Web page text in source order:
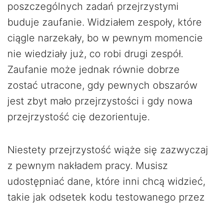
poszczególnych zadań przejrzystymi
buduje zaufanie. Widziałem zespoły, które
ciągle narzekały, bo w pewnym momencie
nie wiedziały już, co robi drugi zespół.
Zaufanie może jednak równie dobrze
zostać utracone, gdy pewnych obszarów
jest zbyt mało przejrzystości i gdy nowa
przejrzystość cię dezorientuje.
Niestety przejrzystość wiąże się zazwyczaj
z pewnym nakładem pracy. Musisz
udostępniać dane, które inni chcą widzieć,
takie jak odsetek kodu testowanego przez